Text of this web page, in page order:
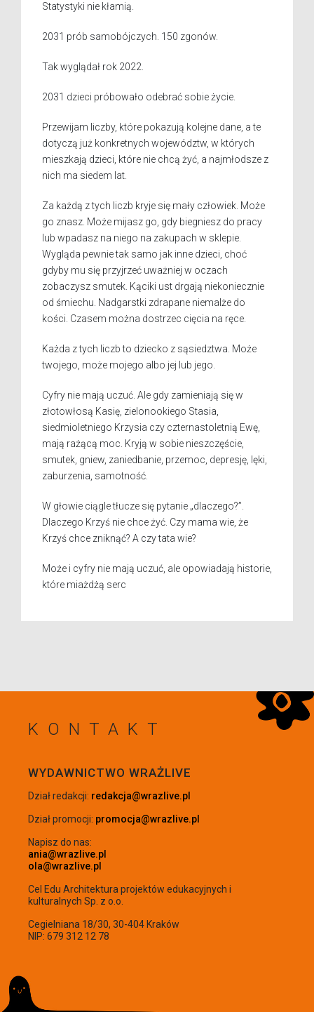
Statystyki nie kłamią.
2031 prób samobójczych. 150 zgonów.
Tak wyglądał rok 2022.
2031 dzieci próbowało odebrać sobie życie.
Przewijam liczby, które pokazują kolejne dane, a te
dotyczą już konkretnych województw, w których
mieszkają dzieci, które nie chcą żyć, a najmłodsze z
nich ma siedem lat.
Za każdą z tych liczb kryje się mały człowiek. Może
go znasz. Może mijasz go, gdy biegniesz do pracy
lub wpadasz na niego na zakupach w sklepie.
Wygląda pewnie tak samo jak inne dzieci, choć
gdyby mu się przyjrzeć uważniej w oczach
zobaczysz smutek. Kąciki ust drgają niekoniecznie
od śmiechu. Nadgarstki zdrapane niemalże do
kości. Czasem można dostrzec cięcia na ręce.
Każda z tych liczb to dziecko z sąsiedztwa. Może
twojego, może mojego albo jej lub jego.
Cyfry nie mają uczuć. Ale gdy zamieniają się w
złotowłosą Kasię, zielonookiego Stasia,
siedmioletniego Krzysia czy czternastoletnią Ewę,
mają rażącą moc. Kryją w sobie nieszczęście,
smutek, gniew, zaniedbanie, przemoc, depresję, lęki,
zaburzenia, samotność.
W głowie ciągle tłucze się pytanie „dlaczego?”.
Dlaczego Krzyś nie chce żyć. Czy mama wie, że
Krzyś chce zniknąć? A czy tata wie?
Może i cyfry nie mają uczuć, ale opowiadają historie,
które miażdżą serc
KONTAKT
WYDAWNICTWO WRAŻLIVE
Dział redakcji: redakcja@wrazlive.pl
Dział promocji: promocja@wrazlive.pl
Napisz do nas:
ania@wrazlive.pl
ola@wrazlive.pl
Cel Edu Architektura projektów edukacyjnych i
kulturalnych Sp. z o.o.
Cegielniana 18/30, 30-404 Kraków
NIP: 679 312 12 78